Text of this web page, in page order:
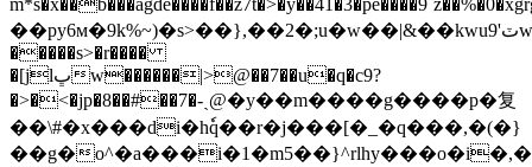
��py6м�9k%~)�s>��},��2�;u�w��|&��kwuٽ'9waf������yg�=��,�q�
�����s>�r����
�[jlڀw������|>@��7��u�q�c9?
�>�<�jp�8��#��7�-ˎ܏@�y��m����g����p�复
��\#�x���di�hٗq��r�j���[�_�q���,�(�}
��g�